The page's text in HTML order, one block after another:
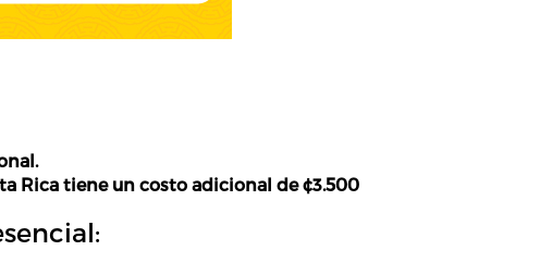
Rica tiene un costo adicional de ¢3.500